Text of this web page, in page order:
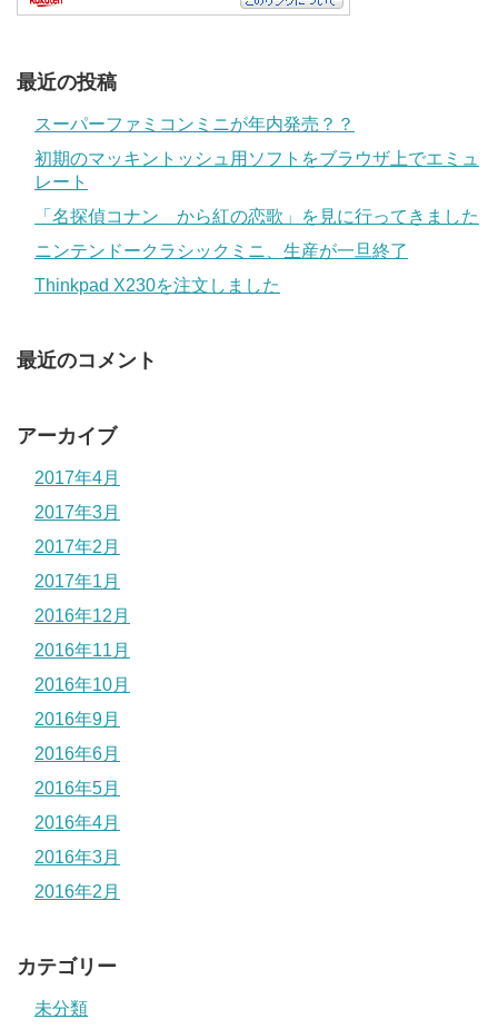
最近の投稿
スーパーファミコンミニが年内発売？？
初期のマッキントッシュ用ソフトをブラウザ上でエミュ
レート
「名探偵コナン から紅の恋歌」を見に行ってきました
ニンテンドークラシックミニ、生産が一旦終了
Thinkpad X230を注文しました
最近のコメント
アーカイブ
2017年4月
2017年3月
2017年2月
2017年1月
2016年12月
2016年11月
2016年10月
2016年9月
2016年6月
2016年5月
2016年4月
2016年3月
2016年2月
カテゴリー
未分類